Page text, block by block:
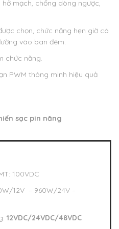
mạch, chống dòng ngược,
chọn, chức năng hẹn giờ có
vào ban đêm.
chức năng.
PWM thông minh hiệu quả
sạc pin năng
100VDC
12V – 960W/24V –
12VDC/24VDC/48VDC